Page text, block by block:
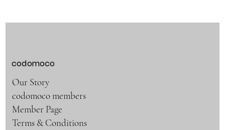
codomoco
Our Story
codomoco members
Member Page
Terms & Conditions